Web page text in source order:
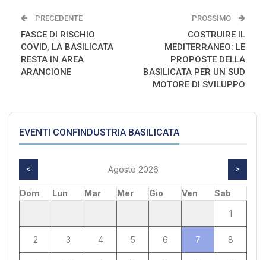
PRECEDENTE
FASCE DI RISCHIO
COVID, LA BASILICATA
RESTA IN AREA
ARANCIONE
PROSSIMO
COSTRUIRE IL
MEDITERRANEO: LE
PROPOSTE DELLA
BASILICATA PER UN SUD
MOTORE DI SVILUPPO
EVENTI CONFINDUSTRIA BASILICATA
< Agosto 2026 >
Dom Lun Mar Mer Gio Ven
Sab
1
2 3 4 5 6 7 8